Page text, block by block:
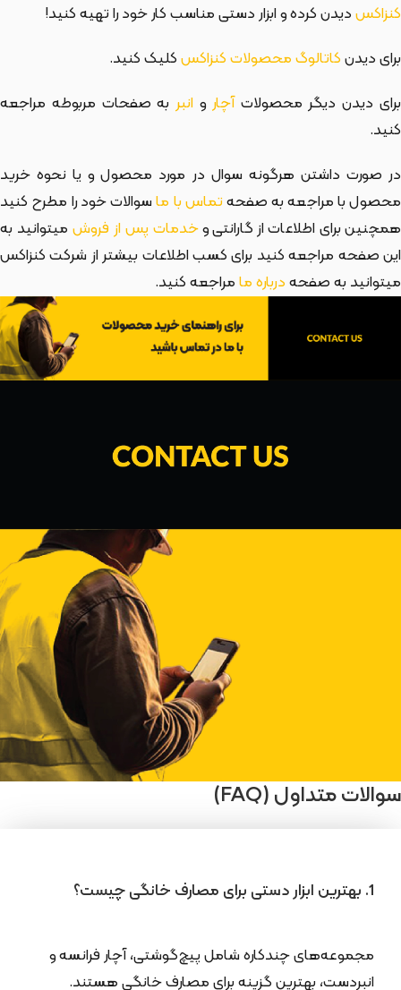
کنزاکسدیدن کرده و ابزار دستی مناسب کار خود را تهیه کنید!
برای دیدنکاتالوگ محصولات کنزاکسکلیک کنید.
برای دیدن دیگر محصولاتآچار و انبربه صفحات مربوطه مراجعه
کنید.
در صورت داشتن هرگونه سوال در مورد محصول و یا نحوه خرید
محصول با مراجعه به صفحهتماس با ماسوالات خود را مطرح کنید
همچنین برای اطلاعات از گارانتی وخدمات پس از فروش میتوانید به
این صفحه مراجعه کنید برای کسب اطلاعات بیشتر از شرکت کنزاکس
میتوانید به صفحهدرباره مامراجعه کنید.
سوالات متداول (FAQ)
1. بهترین ابزار دستی برای مصارف خانگی چیست؟
مجموعه‌های چندکاره شامل پیچ‌گوشتی، آچار فرانسه و
انبردست، بهترین گزینه برای مصارف خانگی هستند.